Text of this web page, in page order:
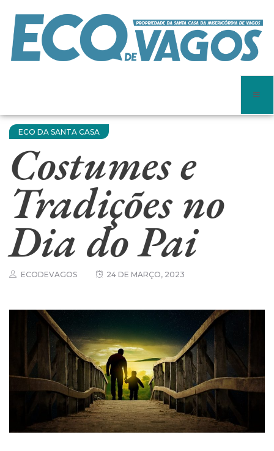
ECO DA SANTA CASA
Costumes e
Tradições no
Dia do Pai
ECODEVAGOS 24 DE MARÇO, 2023